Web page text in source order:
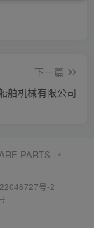
下一篇
舶机械有限公司
PARTS
号-2